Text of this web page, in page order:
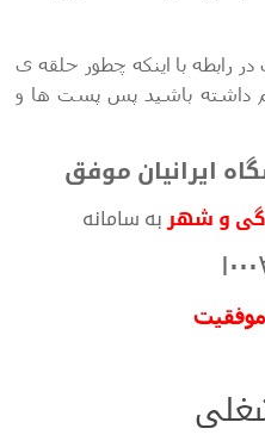
رابطه با اینکه چطور حلقه ی
داشته باشید پس پست ها و
ایرانیان موفق
و شهربه سامانه